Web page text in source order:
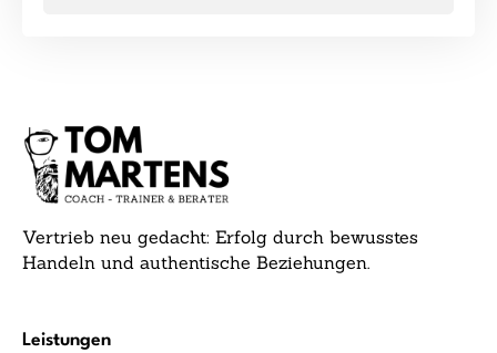
Vertrieb neu gedacht: Erfolg durch bewusstes
Handeln und authentische Beziehungen.
Leistungen